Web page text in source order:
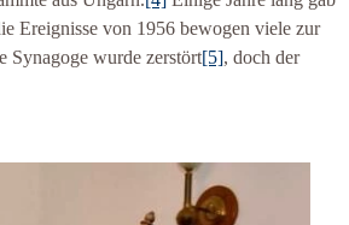
Ereignisse von 1956 bewogen viele zur
Synagoge wurde zerstört[5], doch der